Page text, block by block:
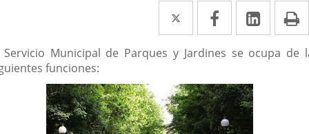
Twitter
Enlace
a
una
aplicación
externa.
Facebook
Enlace
a
una
aplicación
externa.
Enlace
a
una
Servicio Municipal de Parques y Jardines se ocupa de
funciones: